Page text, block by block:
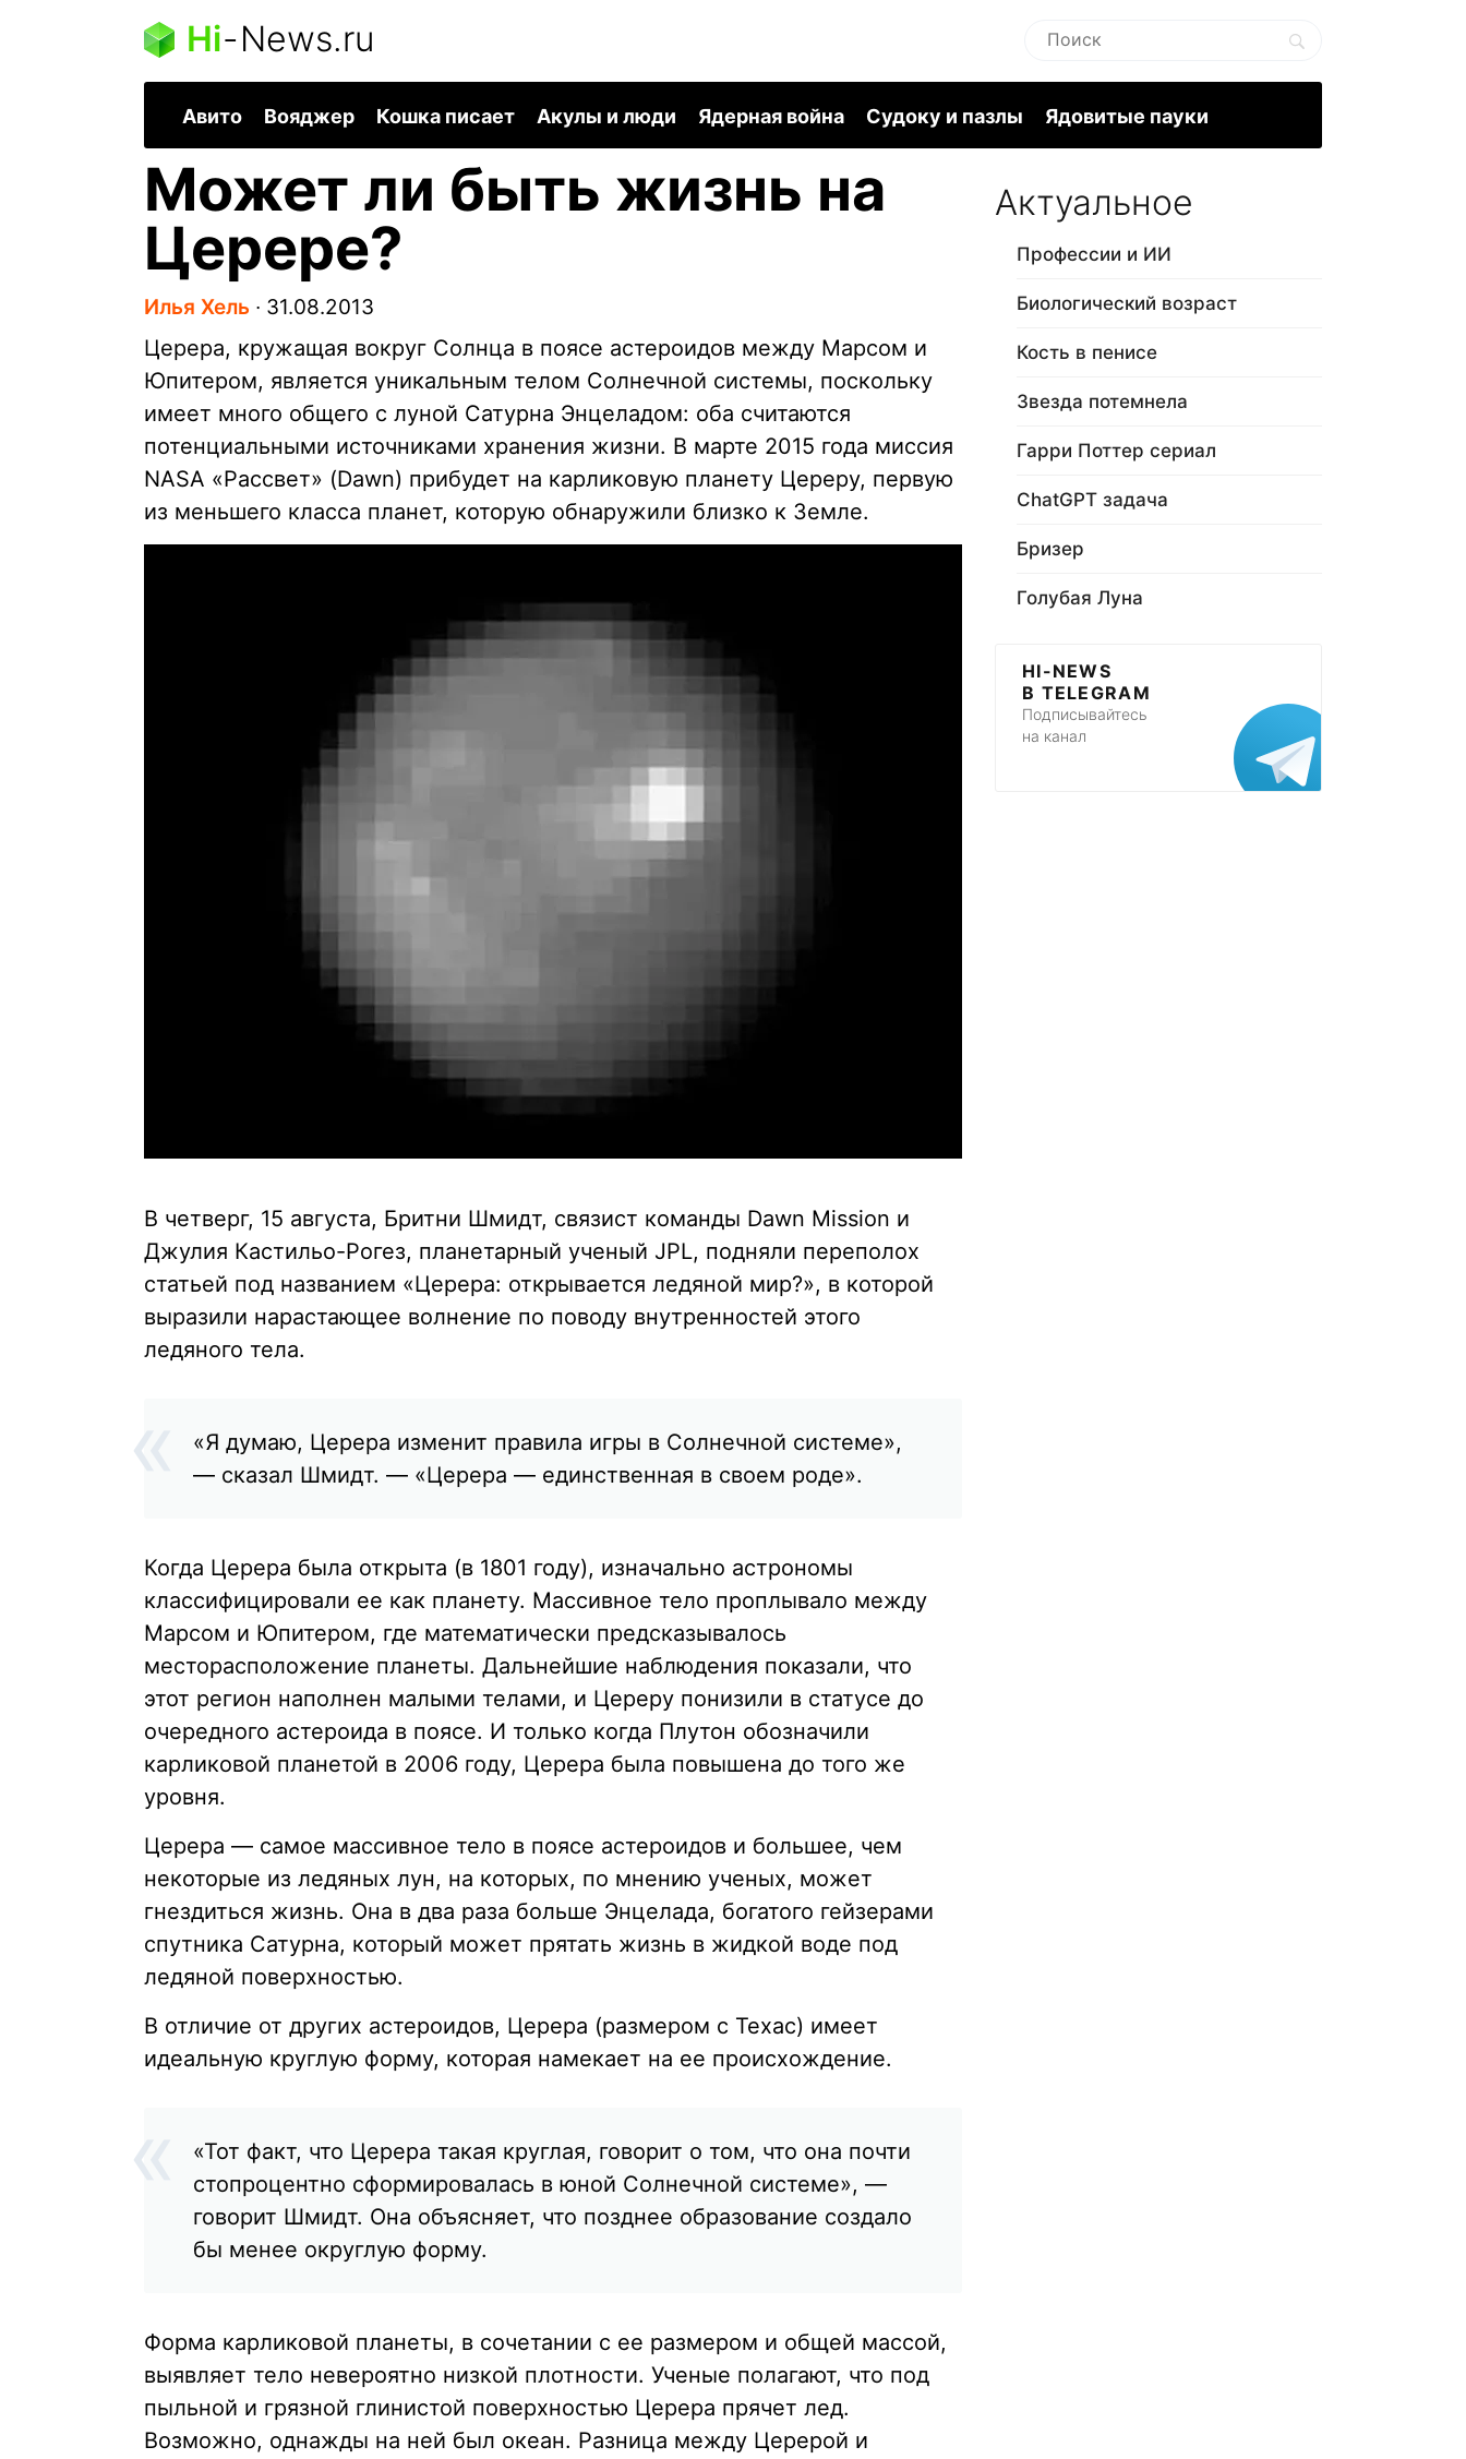
Hi-News.ru
Авито Вояджер Кошка писает Акулы и люди Ядерная война Судоку и пазлы Ядовитые пауки
Может ли быть жизнь на
Церере?
Илья Хель ∙ 31.08.2013
Церера, кружащая вокруг Солнца в поясе астероидов между Марсом и
Юпитером, является уникальным телом Солнечной системы, поскольку
имеет много общего с луной Сатурна Энцеладом: оба считаются
потенциальными источниками хранения жизни. В марте 2015 года миссия
NASA «Рассвет» (Dawn) прибудет на карликовую планету Цереру, первую
из меньшего класса планет, которую обнаружили близко к Земле.
В четверг, 15 августа, Бритни Шмидт, связист команды Dawn Mission и
Джулия Кастильо-Рогез, планетарный ученый JPL, подняли переполох
статьей под названием «Церера: открывается ледяной мир?», в которой
выразили нарастающее волнение по поводу внутренностей этого
ледяного тела.
«Я думаю, Церера изменит правила игры в Солнечной системе»,
— сказал Шмидт. — «Церера — единственная в своем роде».
Когда Церера была открыта (в 1801 году), изначально астрономы
классифицировали ее как планету. Массивное тело проплывало между
Марсом и Юпитером, где математически предсказывалось
месторасположение планеты. Дальнейшие наблюдения показали, что
этот регион наполнен малыми телами, и Цереру понизили в статусе до
очередного астероида в поясе. И только когда Плутон обозначили
карликовой планетой в 2006 году, Церера была повышена до того же
уровня.
Церера — самое массивное тело в поясе астероидов и большее, чем
некоторые из ледяных лун, на которых, по мнению ученых, может
гнездиться жизнь. Она в два раза больше Энцелада, богатого гейзерами
спутника Сатурна, который может прятать жизнь в жидкой воде под
ледяной поверхностью.
В отличие от других астероидов, Церера (размером с Техас) имеет
идеальную круглую форму, которая намекает на ее происхождение.
«Тот факт, что Церера такая круглая, говорит о том, что она почти
стопроцентно сформировалась в юной Солнечной системе», —
говорит Шмидт. Она объясняет, что позднее образование создало
бы менее округлую форму.
Форма карликовой планеты, в сочетании с ее размером и общей массой,
выявляет тело невероятно низкой плотности. Ученые полагают, что под
пыльной и грязной глинистой поверхностью Церера прячет лед.
Возможно, однажды на ней был океан. Разница между Церерой и
Актуальное
Профессии и ИИ
Биологический возраст
Кость в пенисе
Звезда потемнела
Гарри Поттер сериал
ChatGPT задача
Бризер
Голубая Луна
HI-NEWS
В TELEGRAM
Подписывайтесь
на канал